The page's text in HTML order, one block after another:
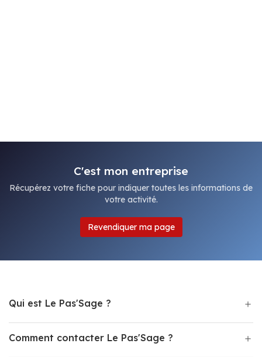
C'est mon entreprise
Récupérez votre fiche pour indiquer toutes les informations de
votre activité.
Revendiquer ma page
Qui est Le Pas'Sage ?
Comment contacter Le Pas'Sage ?